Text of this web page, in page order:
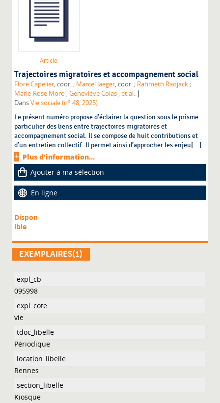
Article
Trajectoires migratoires et accompagnement social
Flore Capelier , coor. ; Marcel Jaeger , coor. ; Rahmeth Radjack ;
Marie-Rose Moro ;Geneviève Colas ;et al. |
DansVie sociale (n° 48, 2025)
Le présent numéro propose d’éclairer la question sous le prisme
particulier des liens entre trajectoires migratoires et
accompagnement social. Il se compose de huit contributions et
d’un entretien collectif. Il permet ainsi d’approcher les enjeu[...]
Plus d'information...
Ajouter à ma sélection
En ligne
Dispon
ible
EXEMPLAIRES(1)
095998
vie
Périodique
Rennes
Kiosque